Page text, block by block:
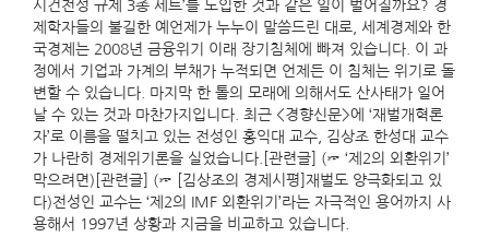
시건전성 규제 3종 세트’를 도입한 것과 같은 일이 벌어질까요? 경
제학자들의 불길한 예언제가 누누이 말씀드린 대로, 세계경제와 한
국경제는 2008년 금융위기 이래 장기침체에 빠져 있습니다. 이 과
정에서 기업과 가계의 부채가 누적되면 언제든 이 침체는 위기로 돌
변할 수 있습니다. 마지막 한 톨의 모래에 의해서도 산사태가 일어
날 수 있는 것과 마찬가지입니다. 최근 <경향신문>에 ‘재벌개혁론
자’로 이름을 떨치고 있는 전성인 홍익대 교수, 김상조 한성대 교수
가 나란히 경제위기론을 실었습니다.[관련글] (☞ ‘제2의 외환위기’
막으려면)[관련글] (☞ [김상조의 경제시평]재벌도 양극화되고 있
다)전성인 교수는 ‘제2의 IMF 외환위기’라는 자극적인 용어까지 사
용해서 1997년 상황과 지금을 비교하고 있습니다.